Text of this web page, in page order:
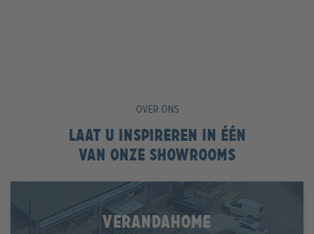
OVER ONS
Laat u inspireren in één
van onze showrooms
VERANDAHOME